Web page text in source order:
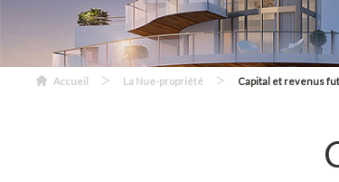
Accueil > La Nue-propriété > Capital et revenus